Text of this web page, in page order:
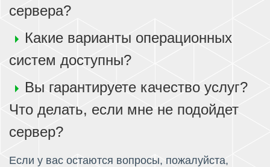
сервера?
Какие варианты операционных
систем доступны?
Вы гарантируете качество услуг?
Что делать, если мне не подойдет
сервер?
Если у вас остаются вопросы, пожалуйста,